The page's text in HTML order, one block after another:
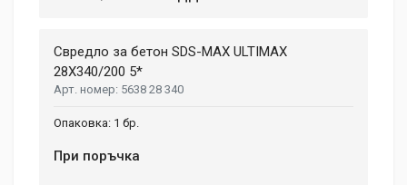
Свредло за бетон SDS-MAX ULTIMAX
28X340/200 5*
5638 28 340
1 бр.
При поръчка